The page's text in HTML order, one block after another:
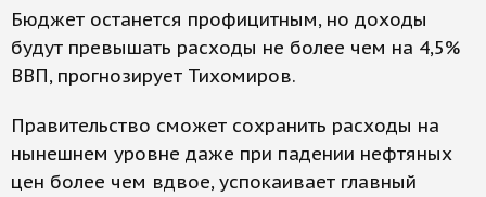
Бюджет останется профицитным, но доходы
будут превышать расходы не более чем на 4,5%
ВВП, прогнозирует Тихомиров.
Правительство сможет сохранить расходы на
нынешнем уровне даже при падении нефтяных
цен более чем вдвое, успокаивает главный